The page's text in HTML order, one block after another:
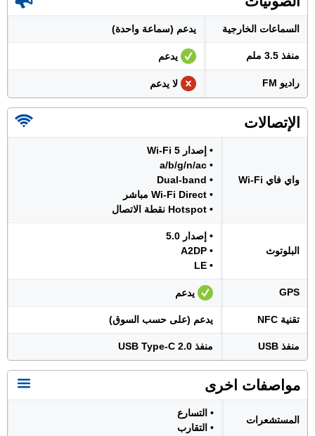
السماعات الخارجية يدعم (سماعة واحدة)
منفذ 3.5 ملم يدعم
راديو FM لا يدعم
الإتصالات
واي فاي Wi-Fi
• إصدار Wi-Fi 5
• a/b/g/n/ac
• Dual-band
• Wi-Fi Direct مباشر
• Hotspot نقطة الاتصال
البلوتوث
• إصدار 5.0
• A2DP
• LE
GPS يدعم
تقنية NFC يدعم (على حسب السوق)
منفذ USB منفذ USB Type-C 2.0
مواصفات اخرى
المستشعرات
• التسارع
• التقارب